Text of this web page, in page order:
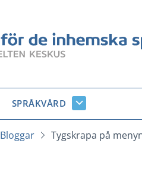
SPRÅKVÅRD
Språkvård
undersidor
Bloggar Tygskrapa på